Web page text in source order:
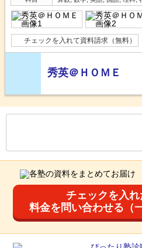
チェックを入れて資料請求（無料）
秀英＠ＨＯＭＥ
チェックを入
料金を問い合わせる（